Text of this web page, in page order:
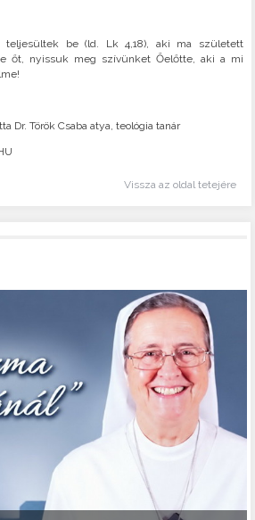
teljesültek be (ld. Lk 4,18), aki ma született
őt, nyissuk meg szívünket Őelőtte, aki a mi
Dr. Török Csaba atya, teológia tanár
Vissza az oldal tetejére